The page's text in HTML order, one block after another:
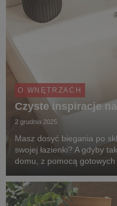
O WNĘTRZACH
Czyste inspiracje
2 grudnia 2025
Masz dosyć biegania po
swojej łazienki? A gdyby
domu, z pomocą
ekspertów o to, jak